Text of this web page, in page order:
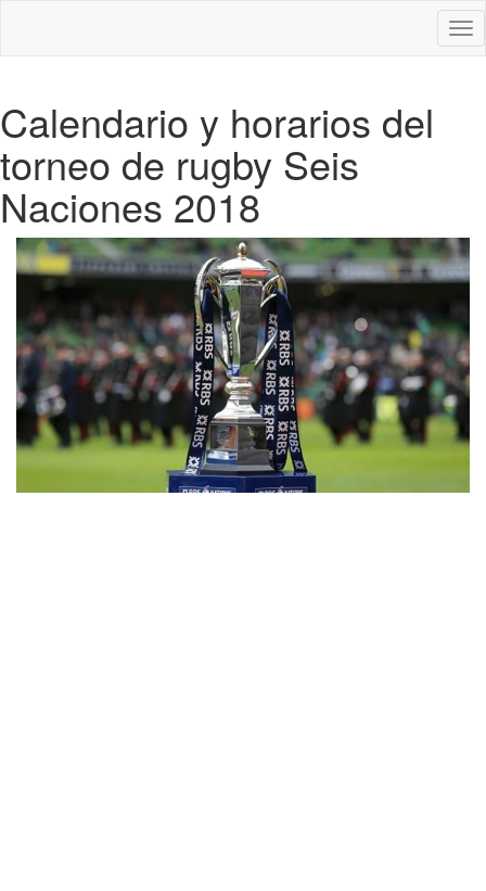
Calendario y horarios del
torneo de rugby Seis
Naciones 2018